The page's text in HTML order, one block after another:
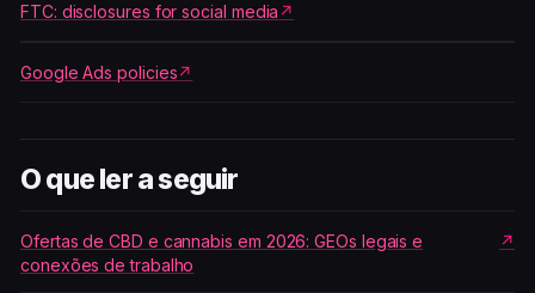
FTC: disclosures for social media
Google Ads policies
O que ler a seguir
Ofertas de CBD e cannabis em 2026: GEOs legais e
conexões de trabalho